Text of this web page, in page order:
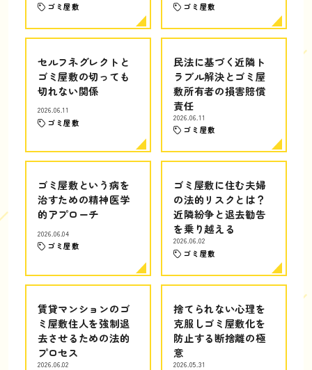
ゴミ屋敷 ゴミ屋敷
セルフネグレクトと
ゴミ屋敷の切っても
切れない関係
2026.06.11
ゴミ屋敷
民法に基づく近隣ト
ラブル解決とゴミ屋
敷所有者の損害賠償
責任
2026.06.11
ゴミ屋敷
ゴミ屋敷という病を
治すための精神医学
的アプローチ
2026.06.04
ゴミ屋敷
ゴミ屋敷に住む夫婦
の法的リスクとは？
近隣紛争と退去勧告
を乗り越える
2026.06.02
ゴミ屋敷
賃貸マンションのゴ
ミ屋敷住人を強制退
去させるための法的
プロセス
2026.06.02
捨てられない心理を
克服しゴミ屋敷化を
防止する断捨離の極
意
2026.05.31